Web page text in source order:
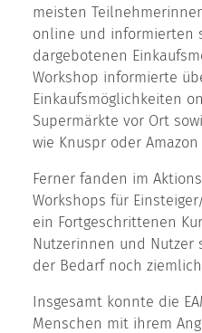
meisten
online und informierten
dargebotenen
Workshop informierte
Einkaufsmöglichkeiten
Supermärkte vor Ort
wie Knuspr oder Amazon
Ferner fanden im
Workshops für
ein Fortgeschrittenen
Nutzerinnen und
der Bedarf noch
Insgesamt konnte die
Menschen mit ihrem